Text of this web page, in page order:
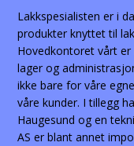
Lakkspesialisten er i
produkter knyttet til
Hovedkontoret vårt er
lager og
ikke bare for våre
våre kunder. I tillegg
Haugesund og en
AS er blant annet